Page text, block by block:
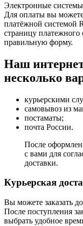
Электронные системы
Для оплаты вы можете
платёжной системой
страницу платежного
правильную форму.
Наш
несколько
курьерскими
самовывоз из
постаматы;
почта России.
После
с вами для
доставки.
Курьерская
Вы можете заказать
После поступления
выбрать удобное